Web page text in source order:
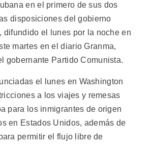
en el primero de sus dos
disposiciones del gobierno
difundido el lunes por la noche en
martes en el diario Granma,
gobernante Partido Comunista.
el lunes en Washington
a los viajes y remesas
para los inmigrantes de origen
en Estados Unidos, además de
permitir el flujo libre de